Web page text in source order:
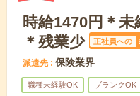
時給1470円＊
＊残業少
正社員への
派遣先 保険業界
職種未経験OK ブランクOK